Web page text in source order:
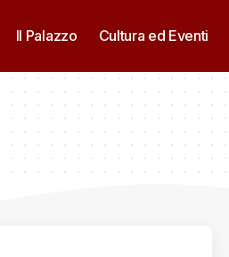
Il Palazzo Cultura ed Eventi